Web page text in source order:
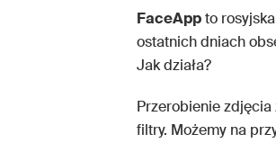
FaceAppto
ostatnich dniach
Jak działa?
Przerobienie
filtry. Możemy na